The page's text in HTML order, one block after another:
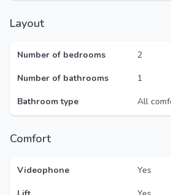
Layout
Number of bedrooms
2
Number of bathrooms
1
Bathroom type
All
Comfort
Videophone
Yes